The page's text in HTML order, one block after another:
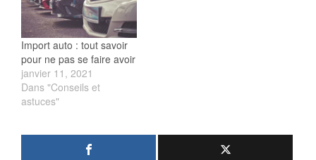
Import auto : tout savoir
pour ne pas se faire avoir
janvier 11, 2021
Dans "Conseils et
astuces"